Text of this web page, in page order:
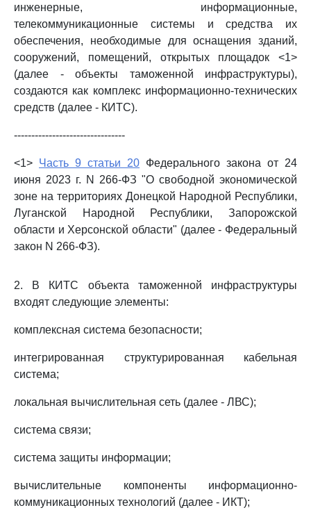
инженерные, информационные,
телекоммуникационные системы и средства их
обеспечения, необходимые для оснащения зданий,
сооружений, помещений, открытых площадок <1>
(далее - объекты таможенной инфраструктуры),
создаются как комплекс информационно-технических
средств (далее - КИТС).
--------------------------------
<1> Часть 9 статьи 20 Федерального закона от 24
июня 2023 г. N 266-ФЗ "О свободной экономической
зоне на территориях Донецкой Народной Республики,
Луганской Народной Республики, Запорожской
области и Херсонской области" (далее - Федеральный
закон N 266-ФЗ).
2. В КИТС объекта таможенной инфраструктуры
входят следующие элементы:
комплексная система безопасности;
интегрированная структурированная кабельная
система;
локальная вычислительная сеть (далее - ЛВС);
система связи;
система защиты информации;
вычислительные компоненты информационно-
коммуникационных технологий (далее - ИКТ);